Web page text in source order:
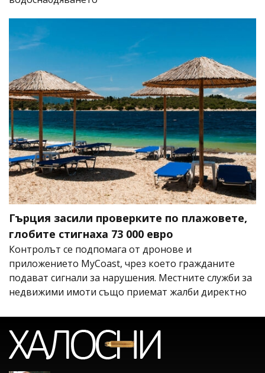
Гърция засили проверките по плажовете,
глобите стигнаха 73 000 евро
Контролът се подпомага от дронове и
приложението MyCoast, чрез което гражданите
подават сигнали за нарушения. Местните служби за
недвижими имоти също приемат жалби директно